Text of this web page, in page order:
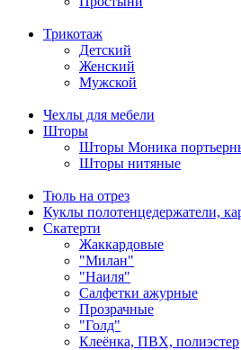
Трикотаж
Детский
Женский
Мужской
Чехлы для мебели
Шторы
Шторы Моника
Шторы нитяные
Тюль на отрез
Куклы полотенцедержатели,
Скатерти
Жаккардовые
"Милан"
"Наиля"
Салфетки ажурные
Прозрачные
"Голд"
Клеёнка, ПВХ, полиэстер